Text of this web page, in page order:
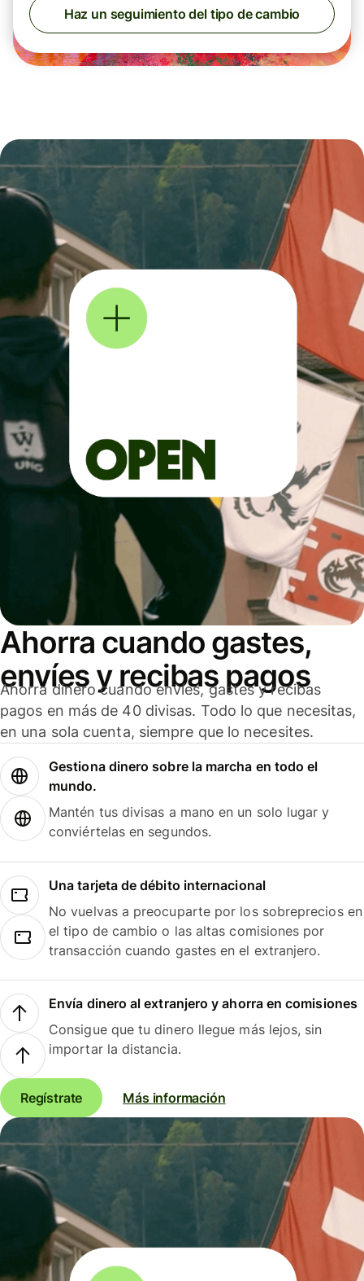
Haz un seguimiento del tipo de cambio
Ahorra cuando gastes,
envíes y recibas pagos
Ahorra dinero cuando envíes, gastes y recibas
pagos en más de 40 divisas. Todo lo que necesitas,
en una sola cuenta, siempre que lo necesites.
Gestiona dinero sobre la marcha en todo el
mundo.
Mantén tus divisas a mano en un solo lugar y
conviértelas en segundos.
Una tarjeta de débito internacional
No vuelvas a preocuparte por los sobreprecios en
el tipo de cambio o las altas comisiones por
transacción cuando gastes en el extranjero.
Envía dinero al extranjero y ahorra en comisiones
Consigue que tu dinero llegue más lejos, sin
importar la distancia.
Regístrate Más información